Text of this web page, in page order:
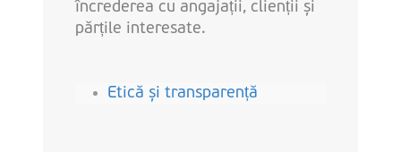
încrederea cu angajații, clienții și
părțile interesate.
Etică și transparență